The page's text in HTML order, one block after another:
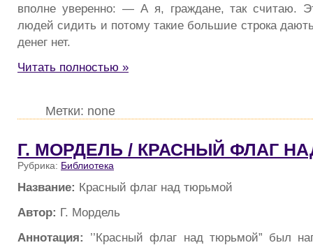
вполне уверенно: — А я, граждане, так считаю.
людей сидить и потому такие большие строка
денег нет.
Читать полностью »
Метки: none
Г. МОРДЕЛЬ / КРАСНЫЙ ФЛАГ
Рубрика: Библиотека
Название: Красный флаг над тюрьмой
Автор: Г. Мордель
Аннотация: ’’Красный флаг над тюрьмой” был